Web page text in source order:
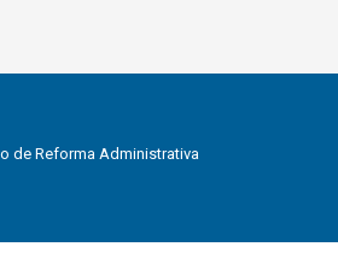
de Reforma Administrativa